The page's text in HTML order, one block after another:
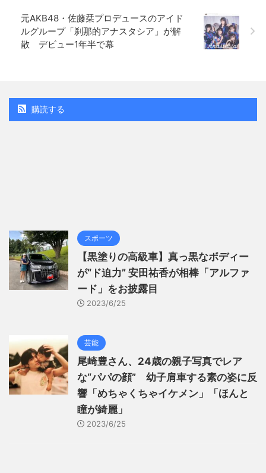
元AKB48・佐藤栞プロデュースのアイド
ルグループ「刹那的アナスタシア」が解
散 デビュー1年半で幕
購読する
スポーツ
【黒塗りの高級車】真っ黒なボディー
が“ド迫力” 安田祐香が相棒「アルファ
ード」をお披露目
2023/6/25
芸能
尾崎豊さん、24歳の親子写真でレア
な“パパの顔” 幼子肩車する素の姿に反
響「めちゃくちゃイケメン」「ほんと
瞳が綺麗」
2023/6/25